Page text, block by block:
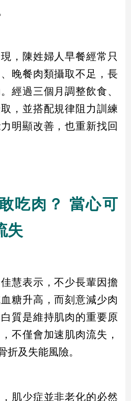
，陳姓婦人早餐經常只
晚餐肉類攝取不足，長
經過三個月調整飲食、
，並搭配規律阻力訓練
明顯改善，也重新找回
吃肉？ 當心可
失
慧表示，不少長輩因擔
糖升高，而刻意減少肉
質是維持肌肉的重要原
不僅會加速肌肉流失，
折及失能風險。
肌少症並非老化的必然